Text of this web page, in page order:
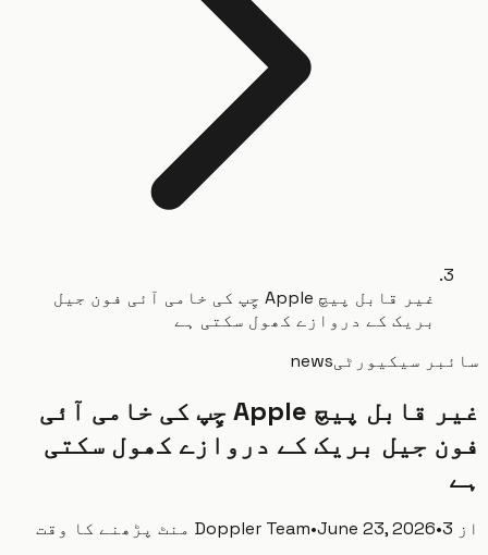
غیر قابل پیچ Apple چِپ کی خامی آئی فون جیل
بریک کے دروازے کھول سکتی ہے
سیکیورٹیnews
غیر قابل پیچ Apple چِپ کی خامی آئی
جیل بریک کے دروازے کھول سکتی
Doppler Team•June 23, 2026•